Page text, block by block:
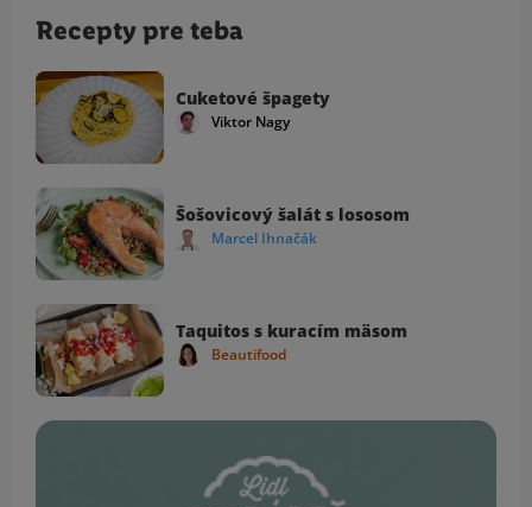
Recepty pre teba
Cuketové špagety
Viktor Nagy
Šošovicový šalát s lososom
Marcel Ihnačák
Taquitos s kuracím mäsom
Beautifood